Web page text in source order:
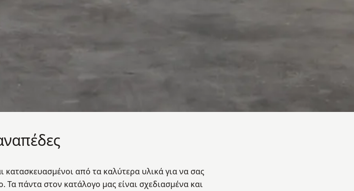
κατασκευασμένοι από τα καλύτερα υλικά για να σας
πάντα στoν κατάλογο μας είναι σχεδιασμένα και